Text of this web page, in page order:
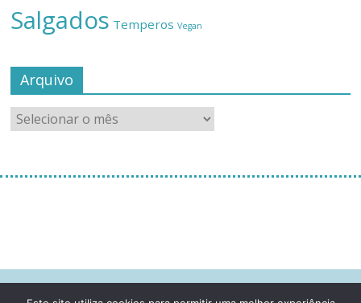
Salgados Temperos Vegan
Arquivo